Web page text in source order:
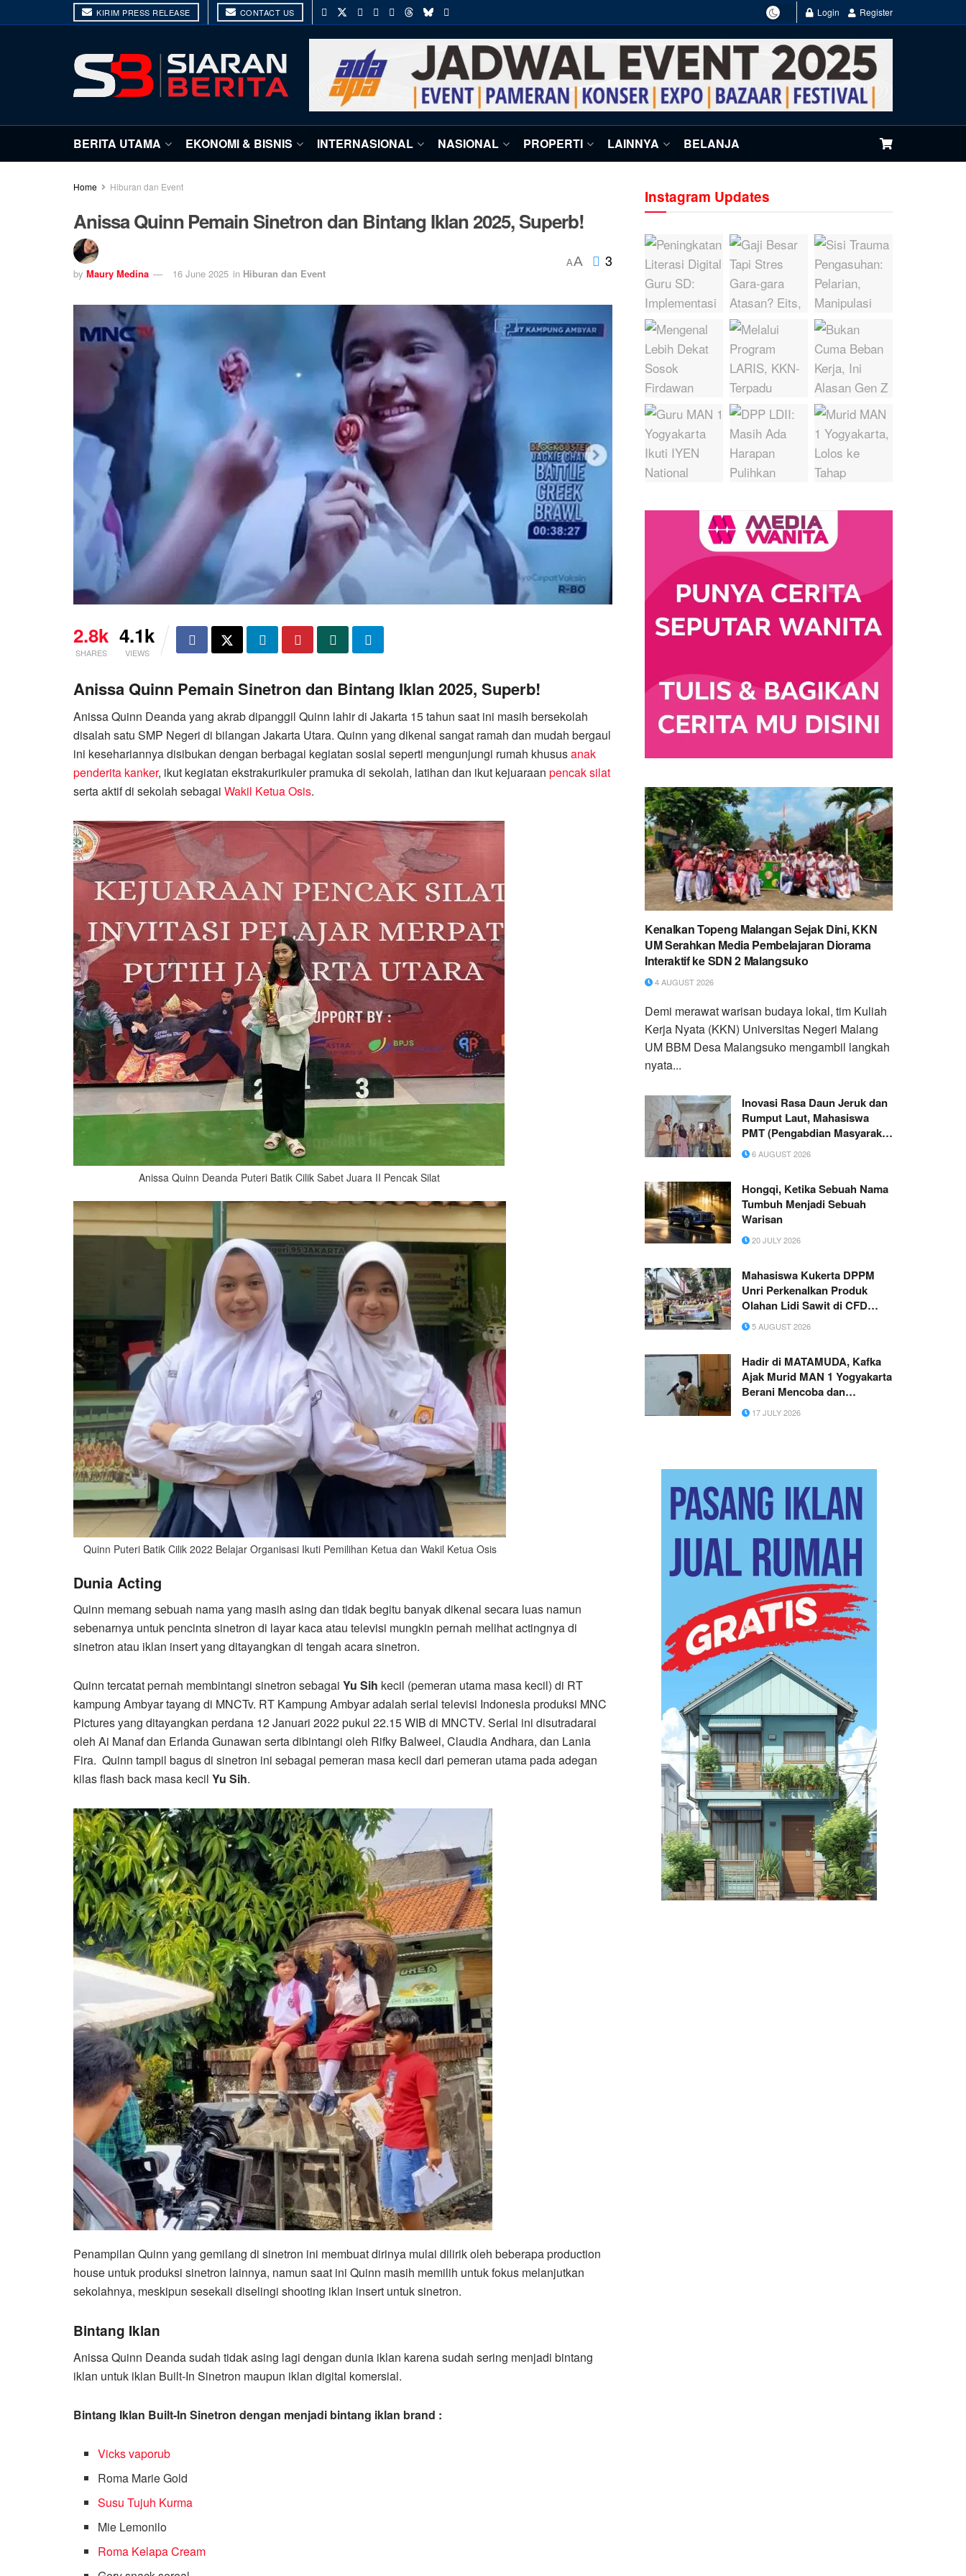
KIRIM PRESS RELEASE CONTACT US Login Register
BERITA UTAMA EKONOMI & BISNIS INTERNASIONAL NASIONAL PROPERTI LAINNYA BELANJA
Home Hiburan dan Event
Anissa Quinn Pemain Sinetron dan Bintang Iklan 2025, Superb!
by Maury Medina 16 June 2025 in Hiburan dan Event
AA 3
2.8k
SHARES
4.1k
VIEWS
Anissa Quinn Pemain Sinetron dan Bintang Iklan 2025, Superb!
Anissa Quinn Deanda yang akrab dipanggil Quinn lahir di Jakarta 15 tahun saat ini masih bersekolah
disalah satu SMP Negeri di bilangan Jakarta Utara. Quinn yang dikenal sangat ramah dan mudah bergaul
ini kesehariannya disibukan dengan berbagai kegiatan sosial seperti mengunjungi rumah khususanak
penderita kanker, ikut kegiatan ekstrakurikuler pramuka di sekolah, latihan dan ikut kejuaraan pencak silat
serta aktif di sekolah sebagai Wakil Ketua Osis.
Anissa Quinn Deanda Puteri Batik Cilik Sabet Juara II Pencak Silat
Quinn Puteri Batik Cilik 2022 Belajar Organisasi Ikuti Pemilihan Ketua dan Wakil Ketua Osis
Dunia Acting
Quinn memang sebuah nama yang masih asing dan tidak begitu banyak dikenal secara luas namun
sebenarnya untuk pencinta sinetron di layar kaca atau televisi mungkin pernah melihat actingnya di
sinetron atau iklan insert yang ditayangkan di tengah acara sinetron.
Quinn tercatat pernah membintangi sinetron sebagai Yu Sih kecil (pemeran utama masa kecil) di RT
kampung Ambyar tayang di MNCTv. RT Kampung Ambyar adalah serial televisi Indonesia produksi MNC
Pictures yang ditayangkan perdana 12 Januari 2022 pukul 22.15 WIB di MNCTV. Serial ini disutradarai
oleh Ai Manaf dan Erlanda Gunawan serta dibintangi oleh Rifky Balweel, Claudia Andhara, dan Lania
Fira. Quinn tampil bagus di sinetron ini sebagai pemeran masa kecil dari pemeran utama pada adegan
kilas flash back masa kecil Yu Sih.
Penampilan Quinn yang gemilang di sinetron ini membuat dirinya mulai dilirik oleh beberapa production
house untuk produksi sinetron lainnya, namun saat ini Quinn masih memilih untuk fokus melanjutkan
sekolahnya, meskipun sesekali diselingi shooting iklan insert untuk sinetron.
Bintang Iklan
Anissa Quinn Deanda sudah tidak asing lagi dengan dunia iklan karena sudah sering menjadi bintang
iklan untuk iklan Built-In Sinetron maupun iklan digital komersial.
Bintang Iklan Built-In Sinetron dengan menjadi bintang iklan brand :
Vicks vaporub
Roma Marie Gold
Susu Tujuh Kurma
Mie Lemonilo
Roma Kelapa Cream
Instagram Updates
Kenalkan Topeng Malangan Sejak Dini, KKN
UM Serahkan Media Pembelajaran Diorama
Interaktif ke SDN 2 Malangsuko
4 AUGUST 2026
Demi merawat warisan budaya lokal, tim Kuliah
Kerja Nyata (KKN) Universitas Negeri Malang
UM BBM Desa Malangsuko mengambil langkah
nyata...
Inovasi Rasa Daun Jeruk dan
Rumput Laut, Mahasiswa
PMT (Pengabdian Masyarakat
Tematik) Kelompok 40 UNITRI
Malang Dorong Daya Saing
Nusantara Putra” di Kota
Batu
6 AUGUST 2026
Hongqi, Ketika Sebuah Nama
Tumbuh Menjadi Sebuah
Warisan
20 JULY 2026
Mahasiswa Kukerta DPPM
Unri Perkenalkan Produk
Olahan Lidi Sawit di CFD
Pekanbaru
5 AUGUST 2026
Hadir di MATAMUDA, Kafka
Ajak Murid MAN 1 Yogyakarta
Berani Mencoba dan
Berkarya
17 JULY 2026